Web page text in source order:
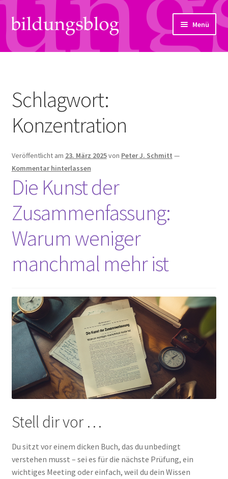
Zur
Navigation
springen
Zum
Inhalt
springen
Menü
Über uns
Links
Kontakt
Subjektiv
Bildungsreport
Hendriks Gedanken
Peps Gedanken
Talks & Tratsch
Alle Beiträge:
Schlagwort:
Konzentration
Veröffentlicht am 23. März 2025von Peter J. Schmitt —
Kommentar hinterlassen
Die Kunst der
Zusammenfassung:
Warum weniger
manchmal mehr ist
Stell dir vor …
Du sitzt vor einem dicken Buch, das du unbedingt
verstehen musst – sei es für die nächste Prüfung, ein
wichtiges Meeting oder einfach, weil du dein Wissen